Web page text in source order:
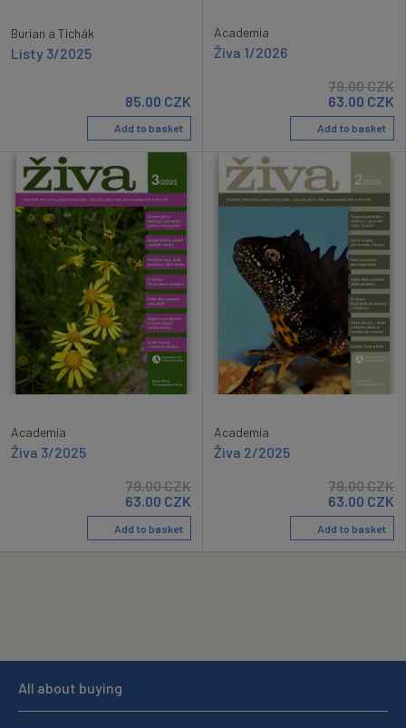
Burian a Tichák
Listy 3/2025
85.00 CZK
Add to basket
Academia
Živa 1/2026
79.00CZK
63.00 CZK
Add to basket
Academia
Živa 3/2025
79.00CZK
63.00 CZK
Add to basket
Academia
Živa 2/2025
79.00CZK
63.00 CZK
Add to basket
All about buying